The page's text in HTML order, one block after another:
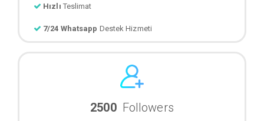
Hızlı Teslimat
7/24 Whatsapp Destek Hizmeti
2500 Followers